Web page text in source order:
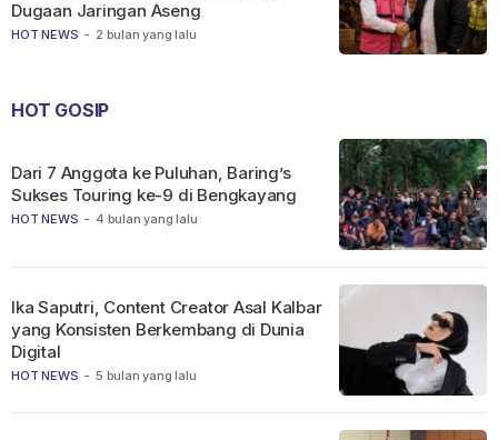
HOT NEWS - 2 bulan yang lalu
Dugaan Jaringan Aseng
HOT GOSIP
HOT NEWS - 4 bulan yang lalu
Dari 7 Anggota ke Puluhan, Baring’s
Sukses Touring ke-9 di Bengkayang
HOT NEWS - 5 bulan yang lalu
Ika Saputri, Content Creator Asal Kalbar
yang Konsisten Berkembang di Dunia
Digital